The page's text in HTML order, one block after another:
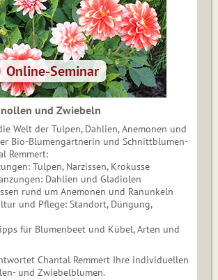
und Zwiebeln
Welt der Tulpen, Dahlien, Anemonen und
Bio-Blumengärtnerin und Schnittblumen-
Remmert:
Tulpen, Narzissen, Krokusse
Dahlien und Gladiolen
rund um Anemonen und Ranunkeln
und Pflege: Standort, Düngung,
für Blumenbeet und Kübel, Arten und
Chantal Remmert Ihre individuellen
und Zwiebelblumen.